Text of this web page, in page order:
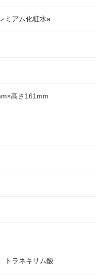
ミアム化粧水a
高さ161mm
トラネキサム酸